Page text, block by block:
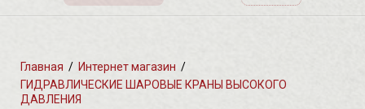
Главная / Интернет магазин /
ГИДРАВЛИЧЕСКИЕ ШАРОВЫЕ КРАНЫ ВЫСОКОГО
ДАВЛЕНИЯ